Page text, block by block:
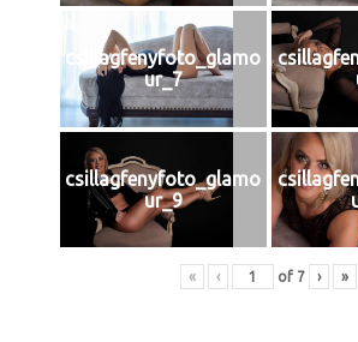
csillagfenyfoto_glamo
ur_7
csillagfenyfoto_glamo
ur_9
« ‹ of 7 › »